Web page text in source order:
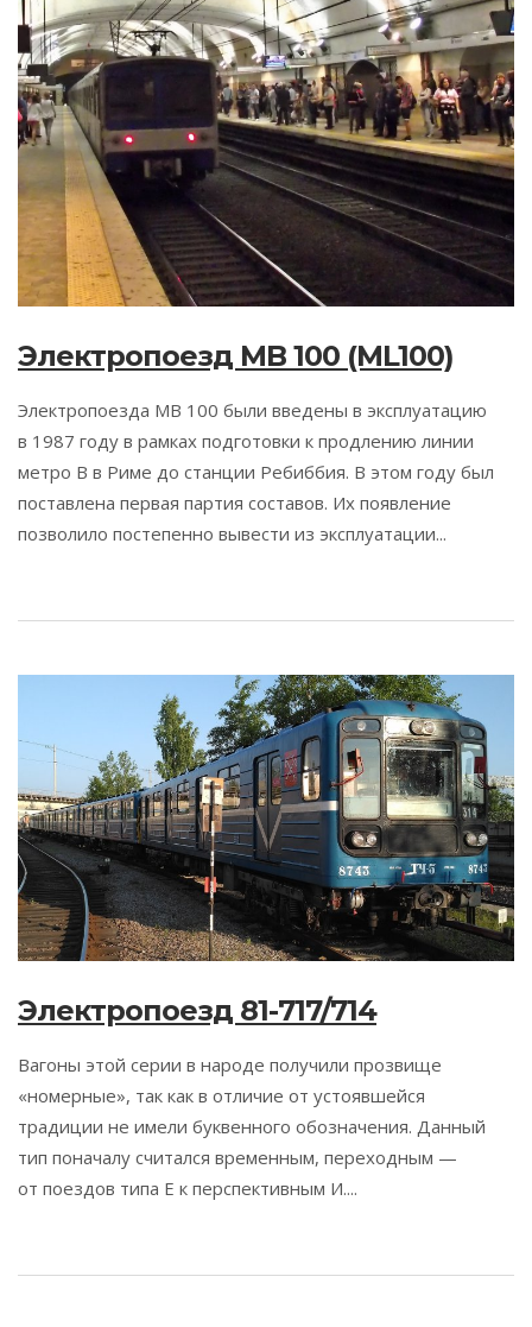
Электропоезд MB 100 (ML100)
Электропоезда MB 100 были введены в эксплуатацию
в 1987 году в рамках подготовки к продлению линии
метро B в Риме до станции Ребиббия. В этом году был
поставлена первая партия составов. Их появление
позволило постепенно вывести из эксплуатации...
Электропоезд 81-717/714
Вагоны этой серии в народе получили прозвище
«номерные», так как в отличие от устоявшейся
традиции не имели буквенного обозначения. Данный
тип поначалу считался временным, переходным —
от поездов типа Е к перспективным И....